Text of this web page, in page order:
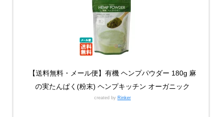
【送料無料・メール便】有機 ヘンプパウダー 180g 麻
の実たんぱく(粉末) ヘンプキッチン オーガニック
created by Rinker